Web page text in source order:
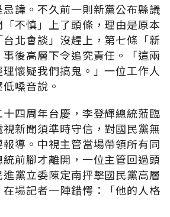
諱。不久前一則新黨公布縣議
不慎」上了頭條，理由是原本
北會談」沒趕上，第七條「新
後高層下令追究責任。「這兩
懷疑我們搞鬼。」一位工作人
嗓音說。
四周年台慶，李登輝總統蒞臨
新聞須準時守信，對國民黨無
導。中視主管當場帶領所有同
前腳才離開，一位主管回過頭
黨立委陳定南抨擊國民黨高層
場記者一陣錯愕：「他的人格